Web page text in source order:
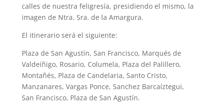
calles de nuestra feligresía, presidiendo el mismo, la
imagen de Ntra. Sra. de la Amargura.
El itinerario será el siguiente:
Plaza de San Agustín, San Francisco, Marqués de
Valdeíñigo, Rosario, Columela, Plaza del Palillero,
Montañés, Plaza de Candelaria, Santo Cristo,
Manzanares, Vargas Ponce, Sanchez Barcaíztegui,
San Francisco, Plaza de San Agustín.